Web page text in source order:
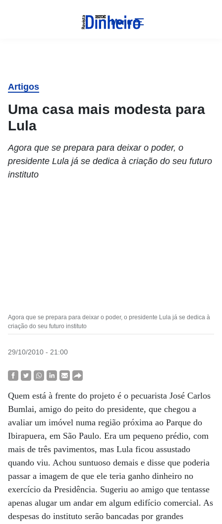
Menu
Artigos
Uma casa mais modesta para
Lula
Agora que se prepara para deixar o poder, o
presidente Lula já se dedica à criação do seu futuro
instituto
Agora que se prepara para deixar o poder, o presidente Lula já se dedica à
criação do seu futuro instituto
29/10/2010 - 21:00
Quem está à frente do projeto é o pecuarista José Carlos
Bumlai, amigo do peito do presidente, que chegou a
avaliar um imóvel numa região próxima ao Parque do
Ibirapuera, em São Paulo. Era um pequeno prédio, com
mais de três pavimentos, mas Lula ficou assustado
quando viu. Achou suntuoso demais e disse que poderia
passar a imagem de que ele teria ganho dinheiro no
exercício da Presidência. Sugeriu ao amigo que tentasse
apenas alugar um andar em algum edifício comercial. As
despesas do instituto serão bancadas por grandes